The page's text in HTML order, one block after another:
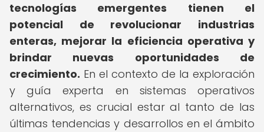
tecnologías emergentes tienen el
potencial de revolucionar industrias
enteras, mejorar la eficiencia operativa y
brindar nuevas oportunidades de
crecimiento. En el contexto de la exploración
y guía experta en sistemas operativos
alternativos, es crucial estar al tanto de las
últimas tendencias y desarrollos en el ámbito